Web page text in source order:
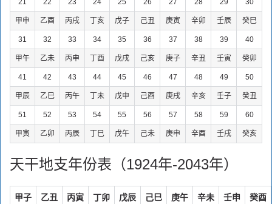
21 22 23 24 25 26 27 28 29 30
甲申 乙酉 丙戌 丁亥 戊子 己丑 庚寅 辛卯 壬辰 癸巳
31 32 33 34 35 36 37 38 39 40
甲午 乙未 丙申 丁酉 戊戌 己亥 庚子 辛丑 壬寅 癸卯
41 42 43 44 45 46 47 48 49 50
甲辰 乙巳 丙午 丁未 戊申 己酉 庚戌 辛亥 壬子 癸丑
51 52 53 54 55 56 57 58 59 60
甲寅 乙卯 丙辰 丁巳 戊午 己未 庚申 辛酉 壬戌 癸亥
天干地支年份表（1924年-2043年）
甲子 乙丑 丙寅 丁卯 戊辰 己巳 庚午 辛未 壬申 癸酉